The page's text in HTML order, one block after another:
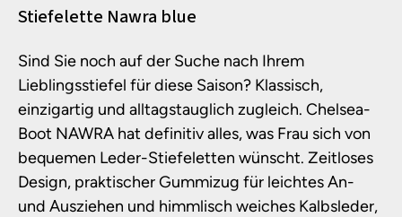
Produktinformationen
Stiefelette Nawra blue
Sind Sie noch auf der Suche nach Ihrem
Lieblingsstiefel für diese Saison? Klassisch,
einzigartig und alltagstauglich zugleich. Chelsea-
Boot NAWRA hat definitiv alles, was Frau sich von
bequemen Leder-Stiefeletten wünscht. Zeitloses
Design, praktischer Gummizug für leichtes An-
und Ausziehen und himmlisch weiches Kalbsleder,